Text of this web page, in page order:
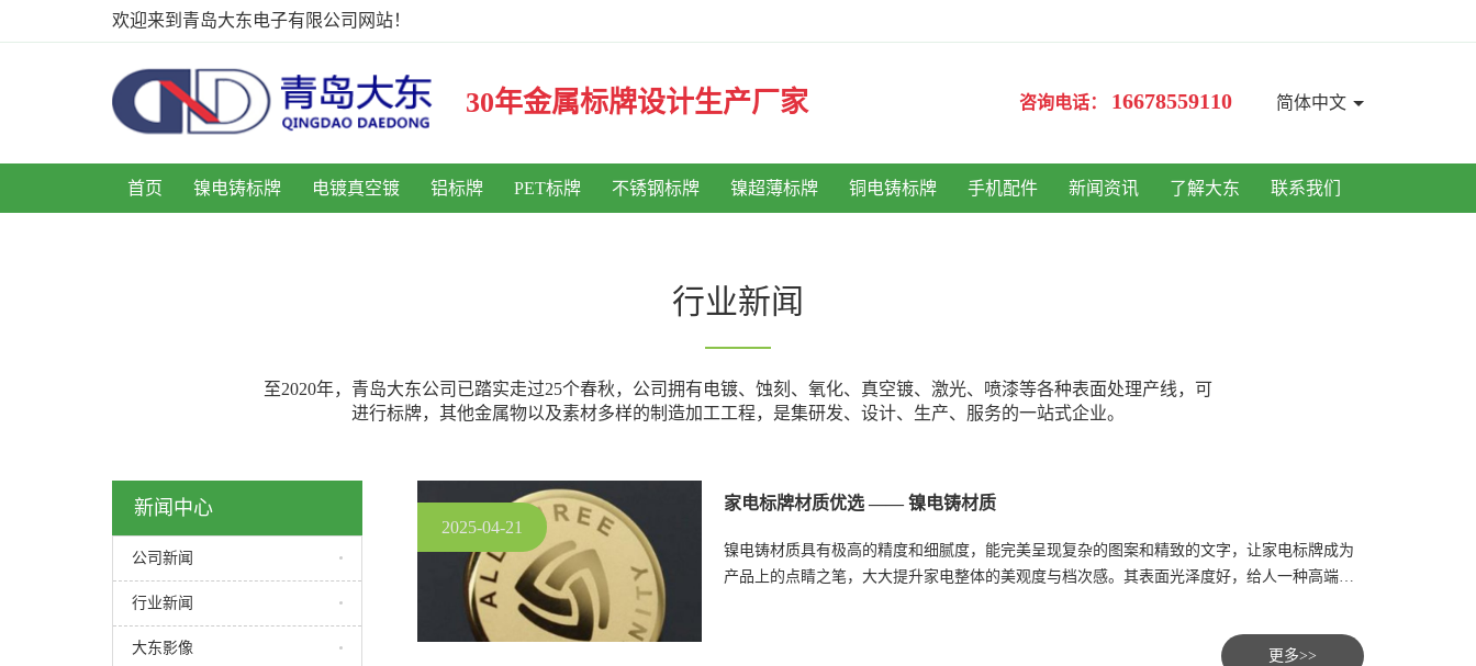
欢迎来到青岛大东电子有限公司网站！
简体中文
咨询电话： 16678559110
30年金属标牌设计生产厂家
首页 镍电铸标牌 电镀真空镀 铝标牌 PET标牌 不锈钢标牌 镍超薄标牌 铜电铸标牌 手机配件 新闻资讯 了解大东 联系我们
行业新闻
至2020年，青岛大东公司已踏实走过25个春秋，公司拥有电镀、蚀刻、氧化、真空镀、激光、喷漆等各种表面处理产线，可
进行标牌，其他金属物以及素材多样的制造加工工程，是集研发、设计、生产、服务的一站式企业。
新闻中心
公司新闻
行业新闻
大东影像
2025-04-21
家电标牌材质优选 —— 镍电铸材质
镍电铸材质具有极高的精度和细腻度，能完美呈现复杂的图案和精致的文字，让家电标牌成为
产品上的点睛之笔，大大提升家电整体的美观度与档次感。其表面光泽度好，给人一种高端大
更多>>